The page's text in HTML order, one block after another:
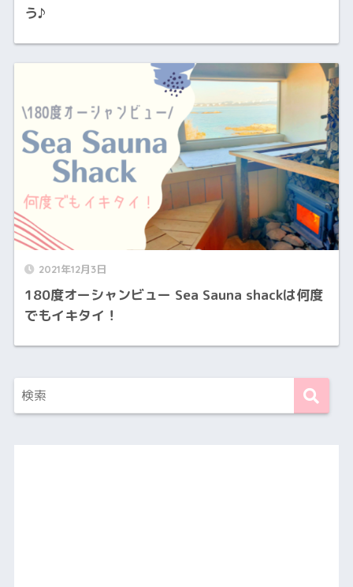
う♪
2021年12月3日
180度オーシャンビュー Sea Sauna shackは何度
でもイキタイ！